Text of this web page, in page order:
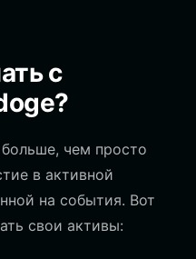
с
чем просто
в активной
на события. Вот
свои активы: